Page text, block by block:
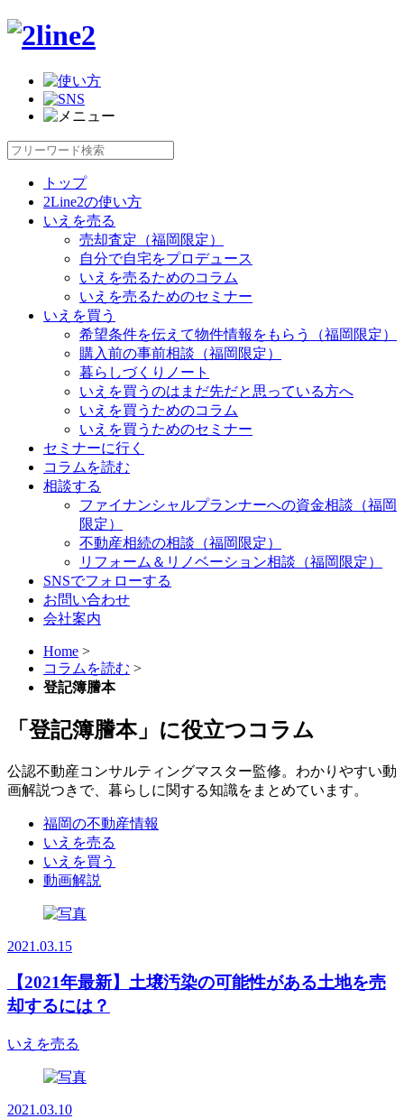
トップ
2Line2の使い方
いえを売る
売却査定（福岡限定）
自分で自宅をプロデュース
いえを売るためのコラム
いえを売るためのセミナー
いえを買う
希望条件を伝えて物件情報をもらう（福岡限定）
購入前の事前相談（福岡限定）
暮らしづくりノート
いえを買うのはまだ先だと思っている方へ
いえを買うためのコラム
いえを買うためのセミナー
セミナーに行く
コラムを読む
相談する
ファイナンシャルプランナーへの資金相談（福岡
限定）
不動産相続の相談（福岡限定）
リフォーム＆リノベーション相談（福岡限定）
SNSでフォローする
お問い合わせ
会社案内
Home >
コラムを読む >
登記簿謄本
「登記簿謄本」に役立つコラム
公認不動産コンサルティングマスター監修。わかりやすい動
画解説つきで、暮らしに関する知識をまとめています。
福岡の不動産情報
いえを売る
いえを買う
動画解説
2021.03.15
【2021年最新】土壌汚染の可能性がある土地を売
却するには？
いえを売る
2021.03.10